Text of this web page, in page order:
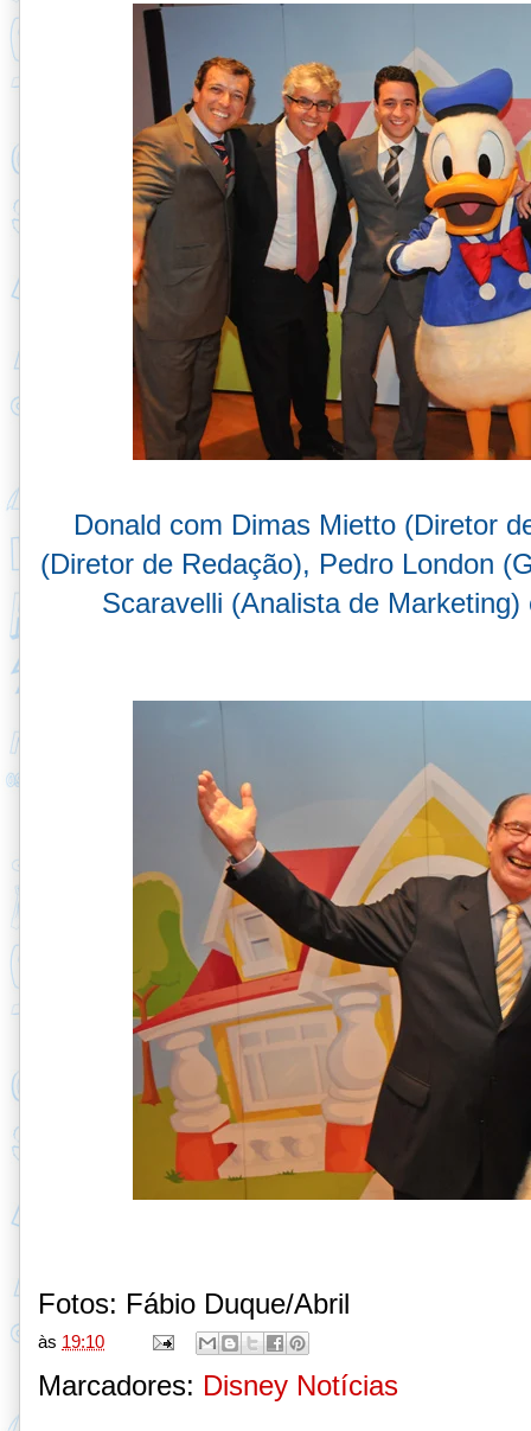
Donald com Dimas Mietto (Diretor
(Diretor de Redação), Pedro London
Scaravelli (Analista de
Fotos: Fábio Duque/Abril
às 19:10
Marcadores: Disney Notícias